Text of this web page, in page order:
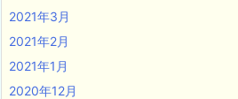
2021年3月
2021年2月
2021年1月
2020年12月